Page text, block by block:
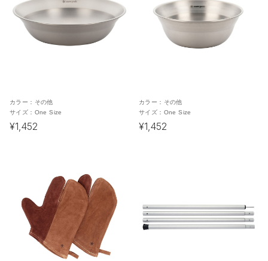
カラー： その他
サイズ： One Size
¥1,452
カラー： その他
サイズ： One Size
¥1,452